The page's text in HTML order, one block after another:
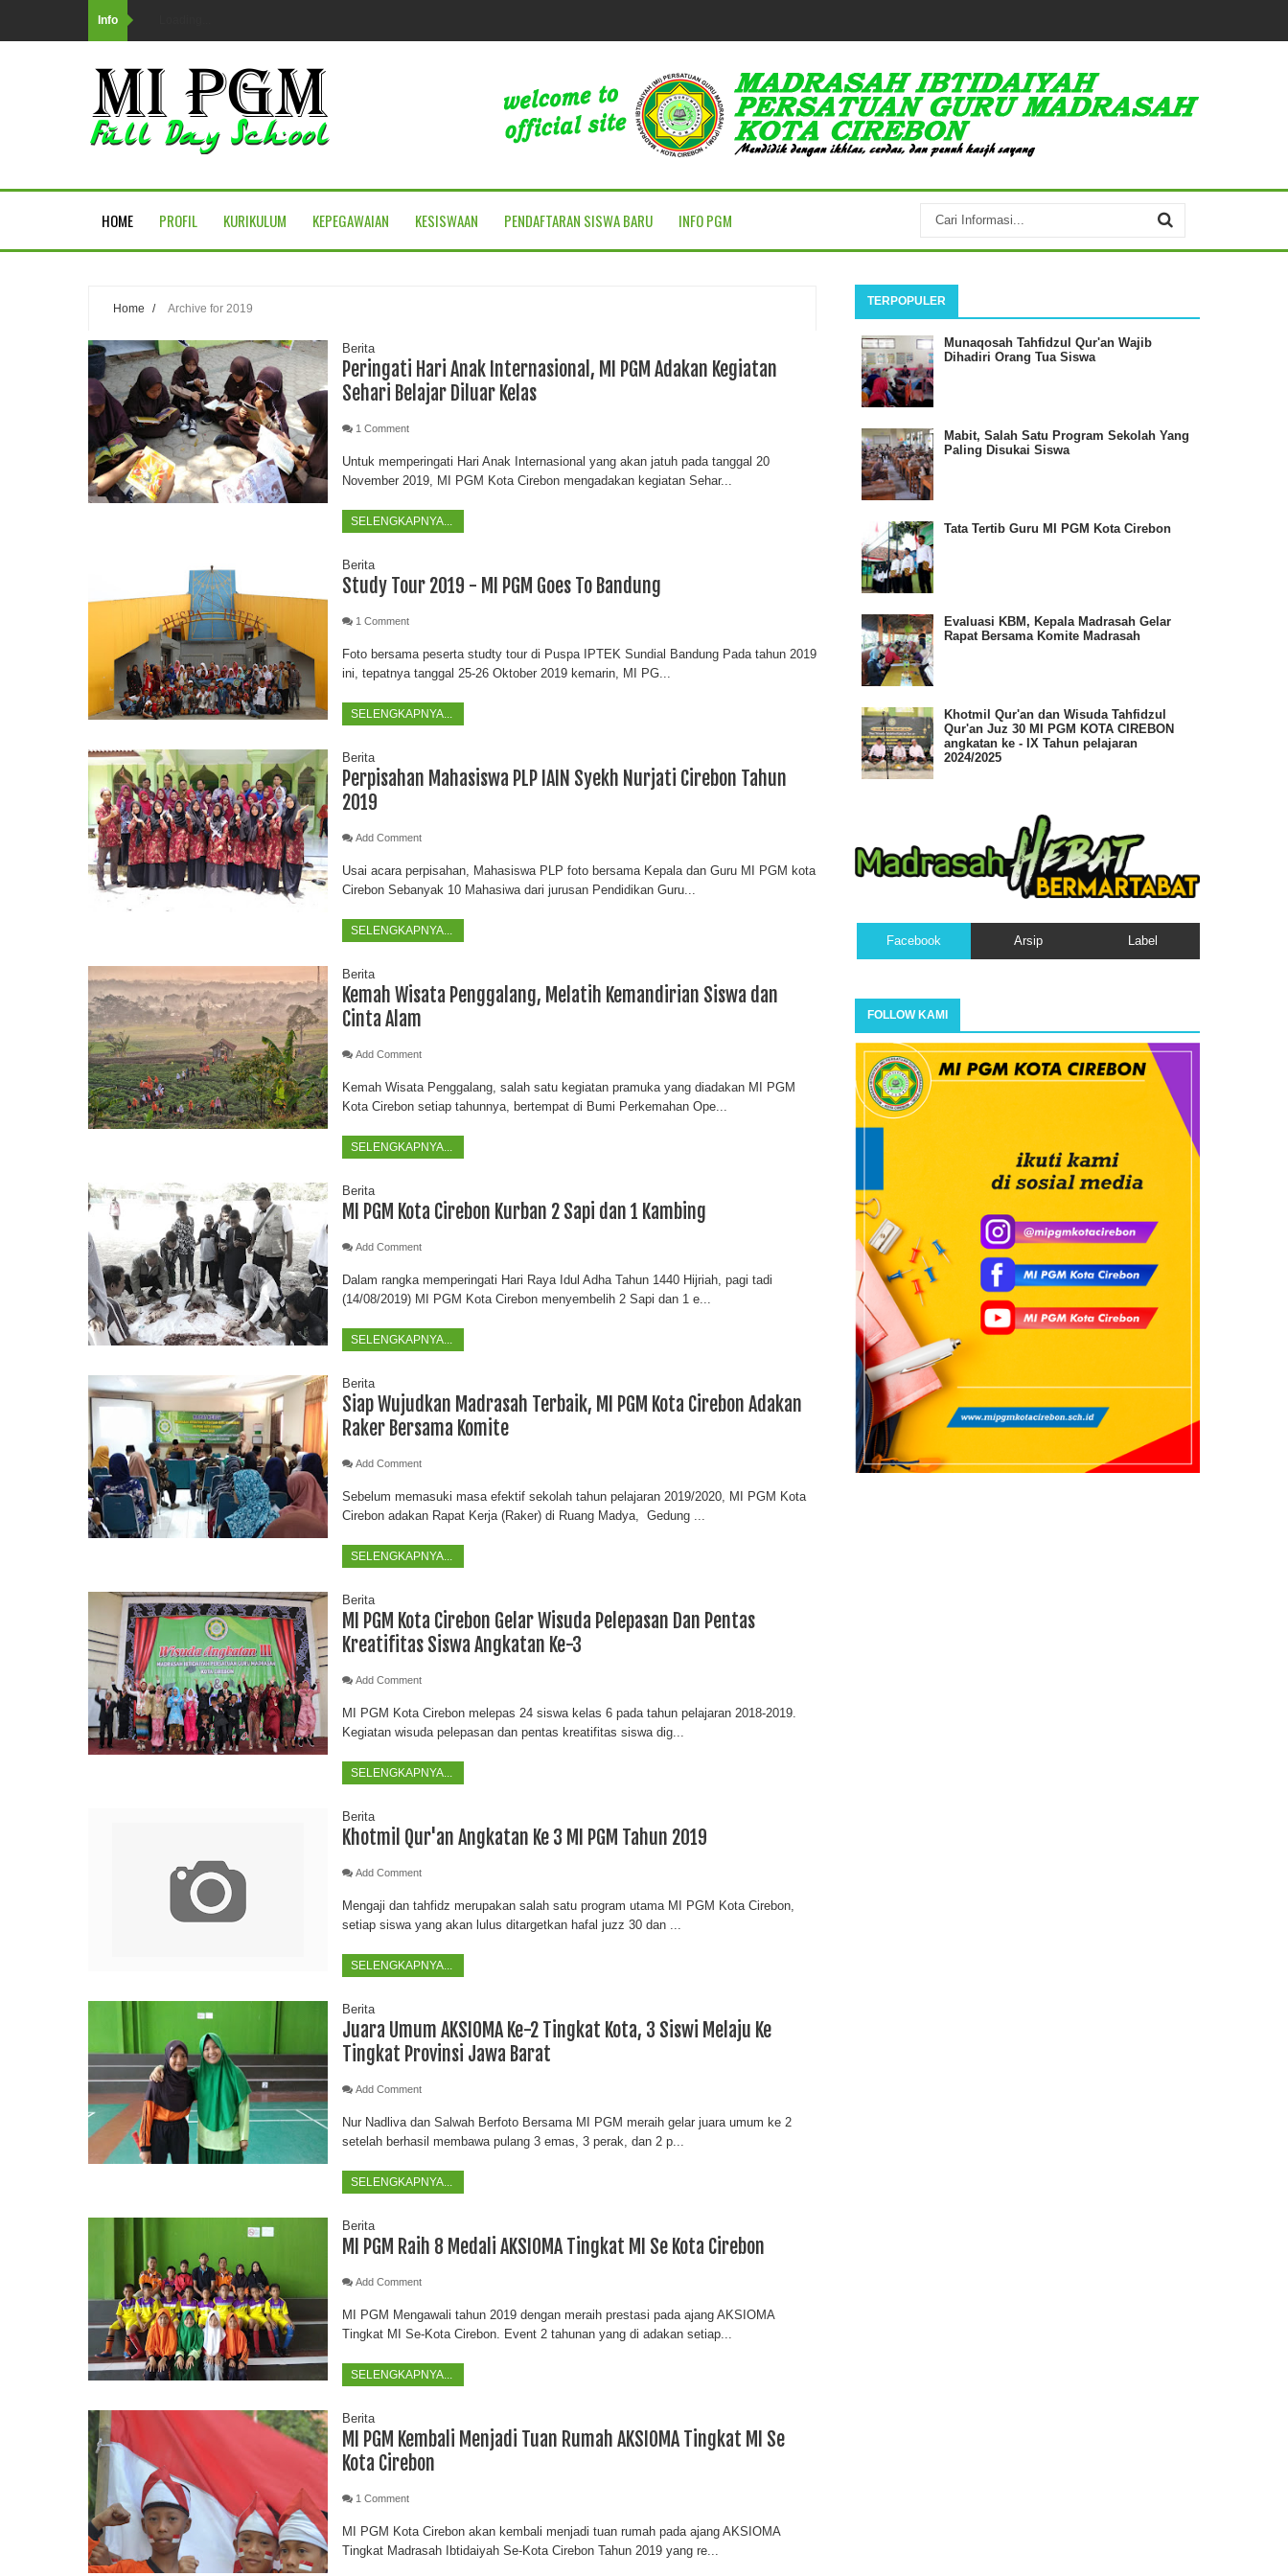
Info
HOME PROFIL KURIKULUM KEPEGAWAIAN KESISWAAN PENDAFTARAN SISWA BARU INFO PGM
Home / Archive for 2019
Berita
Peringati Hari Anak Internasional, MI PGM Adakan Kegiatan
Sehari Belajar Diluar Kelas
1 Comment
Untuk memperingati Hari Anak Internasional yang akan jatuh pada tanggal 20
November 2019, MI PGM Kota Cirebon mengadakan kegiatan Sehar...
SELENGKAPNYA...
Berita
Study Tour 2019 - MI PGM Goes To Bandung
1 Comment
Foto bersama peserta studty tour di Puspa IPTEK Sundial Bandung Pada tahun 2019
ini, tepatnya tanggal 25-26 Oktober 2019 kemarin, MI PG...
SELENGKAPNYA...
Berita
Perpisahan Mahasiswa PLP IAIN Syekh Nurjati Cirebon Tahun
2019
Add Comment
Usai acara perpisahan, Mahasiswa PLP foto bersama Kepala dan Guru MI PGM kota
Cirebon Sebanyak 10 Mahasiwa dari jurusan Pendidikan Guru...
SELENGKAPNYA...
Berita
Kemah Wisata Penggalang, Melatih Kemandirian Siswa dan
Cinta Alam
Add Comment
Kemah Wisata Penggalang, salah satu kegiatan pramuka yang diadakan MI PGM
Kota Cirebon setiap tahunnya, bertempat di Bumi Perkemahan Ope...
SELENGKAPNYA...
Berita
MI PGM Kota Cirebon Kurban 2 Sapi dan 1 Kambing
Add Comment
Dalam rangka memperingati Hari Raya Idul Adha Tahun 1440 Hijriah, pagi tadi
(14/08/2019) MI PGM Kota Cirebon menyembelih 2 Sapi dan 1 e...
SELENGKAPNYA...
Berita
Siap Wujudkan Madrasah Terbaik, MI PGM Kota Cirebon Adakan
Raker Bersama Komite
Add Comment
Sebelum memasuki masa efektif sekolah tahun pelajaran 2019/2020, MI PGM Kota
Cirebon adakan Rapat Kerja (Raker) di Ruang Madya, Gedung ...
SELENGKAPNYA...
Berita
MI PGM Kota Cirebon Gelar Wisuda Pelepasan Dan Pentas
Kreatifitas Siswa Angkatan Ke-3
Add Comment
MI PGM Kota Cirebon melepas 24 siswa kelas 6 pada tahun pelajaran 2018-2019.
Kegiatan wisuda pelepasan dan pentas kreatifitas siswa dig...
SELENGKAPNYA...
Berita
Khotmil Qur'an Angkatan Ke 3 MI PGM Tahun 2019
Add Comment
Mengaji dan tahfidz merupakan salah satu program utama MI PGM Kota Cirebon,
setiap siswa yang akan lulus ditargetkan hafal juzz 30 dan ...
SELENGKAPNYA...
Berita
Juara Umum AKSIOMA Ke-2 Tingkat Kota, 3 Siswi Melaju Ke
Tingkat Provinsi Jawa Barat
Add Comment
Nur Nadliva dan Salwah Berfoto Bersama MI PGM meraih gelar juara umum ke 2
setelah berhasil membawa pulang 3 emas, 3 perak, dan 2 p...
SELENGKAPNYA...
Berita
MI PGM Raih 8 Medali AKSIOMA Tingkat MI Se Kota Cirebon
Add Comment
MI PGM Mengawali tahun 2019 dengan meraih prestasi pada ajang AKSIOMA
Tingkat MI Se-Kota Cirebon. Event 2 tahunan yang di adakan setiap...
SELENGKAPNYA...
Berita
MI PGM Kembali Menjadi Tuan Rumah AKSIOMA Tingkat MI Se
Kota Cirebon
1 Comment
MI PGM Kota Cirebon akan kembali menjadi tuan rumah pada ajang AKSIOMA
Tingkat Madrasah Ibtidaiyah Se-Kota Cirebon Tahun 2019 yang re...
TERPOPULER
Munaqosah Tahfidzul Qur'an Wajib
Dihadiri Orang Tua Siswa
Mabit, Salah Satu Program Sekolah Yang
Paling Disukai Siswa
Tata Tertib Guru MI PGM Kota Cirebon
Evaluasi KBM, Kepala Madrasah Gelar
Rapat Bersama Komite Madrasah
Khotmil Qur'an dan Wisuda Tahfidzul
Qur'an Juz 30 MI PGM KOTA CIREBON
angkatan ke - IX Tahun pelajaran
2024/2025
Facebook Arsip Label
FOLLOW KAMI